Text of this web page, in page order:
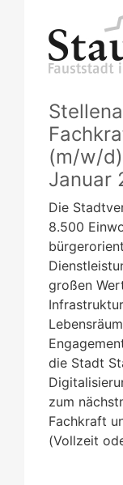
(m/w/d)
Januar
Die
8.500
großen
die Stadt
zum
Fachkraft
(Vollzeit